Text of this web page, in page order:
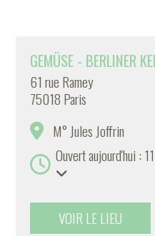
GEMÜSE - BERLINER
61 rue Ramey
75018 Paris
M° Jules Joffrin
Ouvert aujourd'hui :
VOIR LE LIEU